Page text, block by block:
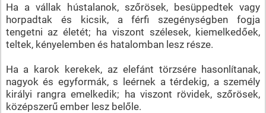
Ha a vállak hústalanok, szőrösek, besüppedtek vagy
horpadtak és kicsik, a férfi szegénységben fogja
tengetni az életét; ha viszont szélesek, kiemelkedőek,
teltek, kényelemben és hatalomban lesz része.
Ha a karok kerekek, az elefánt törzsére hasonlítanak,
nagyok és egyformák, s leérnek a térdekig, a személy
királyi rangra emelkedik; ha viszont rövidek, szőrösek,
középszerű ember lesz belőle.